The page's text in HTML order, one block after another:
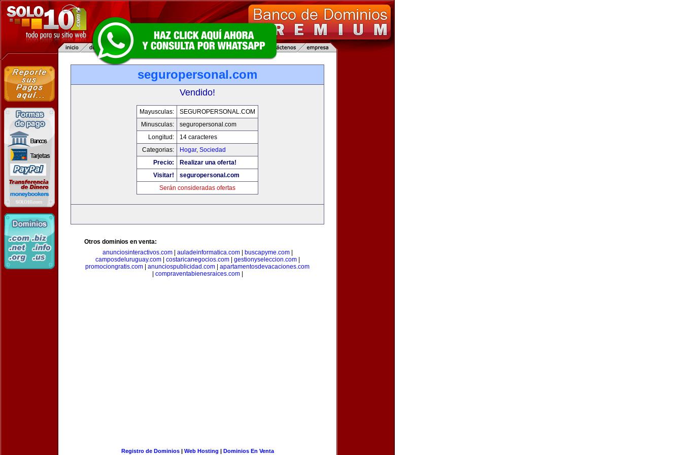
seguropersonal.com
Vendido!
Mayusculas:
SEGUROPERSONAL.COM
Minusculas:
seguropersonal.com
Longitud:
14 caracteres
Categorias:
Hogar, Sociedad
Precio:
Realizar una oferta!
Visitar!
seguropersonal.com
Serán consideradas ofertas
Otros dominios en venta:
anunciosinteractivos.com| auladeinformatica.com| buscapyme.com|
camposdeluruguay.com| costaricanegocios.com| gestionyseleccion.com|
promociongratis.com
anunciospublicidad.com
apartamentosdevacaciones.com
compraventabienesraices.com|
Registro de Dominios| Web Hosting | Dominios En Venta